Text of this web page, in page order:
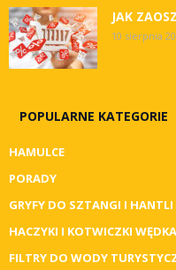
JAK
10 sierpnia
POPULARNE KATEGORIE
HAMULCE
PORADY
GRYFY DO SZTANGI I HANTLI
HACZYKI I KOTWICZKI
FILTRY DO WODY